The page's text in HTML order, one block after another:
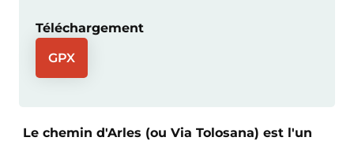
Téléchargement
GPX
Le chemin d'Arles (ou Via Tolosana) est l'un